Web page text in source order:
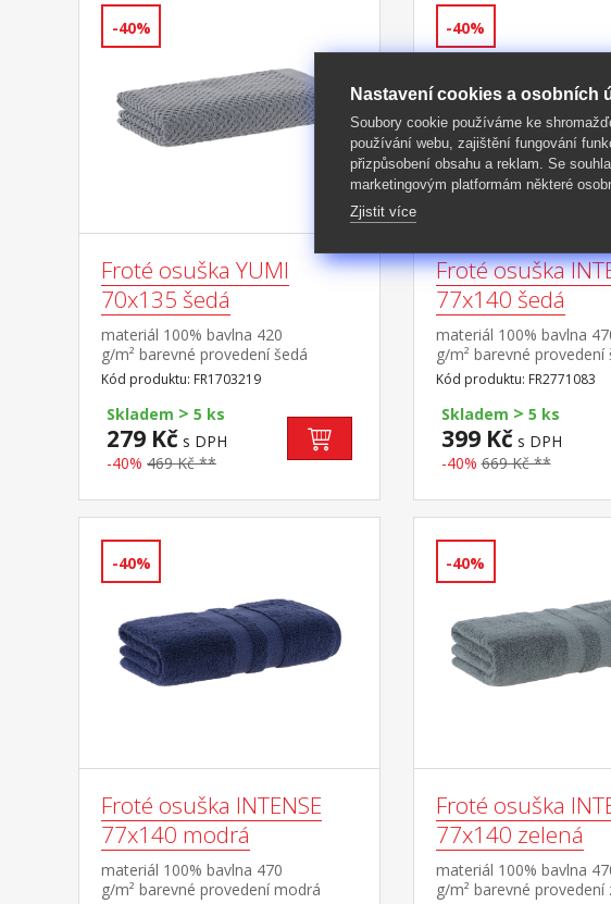
-40%
Froté osuška YUMI
70x135 šedá
materiál 100% bavlna 420
g/m² barevné provedení šedá
Kód produktu: FR1703219
Skladem > 5 ks
279 Kč s DPH
-40% 469 Kč **
-40%
Froté osuška
77x140 šedá
materiál 100% bavlna
g/m² barevné provedení
Kód produktu: FR2771083
Skladem > 5 ks
399 Kč s DPH
-40% 669 Kč **
-40%
Froté osuška INTENSE
77x140 modrá
materiál 100% bavlna 470
g/m² barevné provedení modrá
-40%
Froté osuška
77x140 zelená
materiál 100% bavlna
g/m² barevné provedení
Nastavení cookies a osobních
Soubory cookie používáme ke
používání webu, zajištění fungování
přizpůsobení obsahu a reklam. Se
marketingovým platformám některé
Zjistit více